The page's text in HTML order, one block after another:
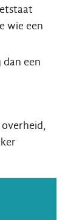
wie een
een